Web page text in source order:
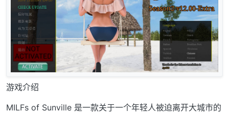
游戏介绍
MILFs of Sunville 是一款关于一个年轻人被迫离开大城市的